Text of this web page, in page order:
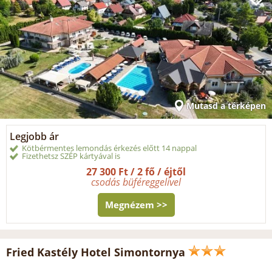
Mutasd a térképen
Legjobb ár
Kötbérmentes lemondás érkezés előtt 14 nappal
Fizethetsz SZÉP kártyával is
27 300 Ft / 2 fő / éjtől
csodás büféreggelivel
Megnézem >>
Fried Kastély Hotel Simontornya